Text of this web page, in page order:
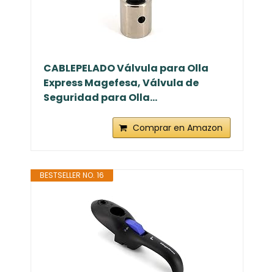
CABLEPELADO Válvula para Olla
Express Magefesa, Válvula de
Seguridad para Olla...
Comprar en Amazon
BESTSELLER NO. 16